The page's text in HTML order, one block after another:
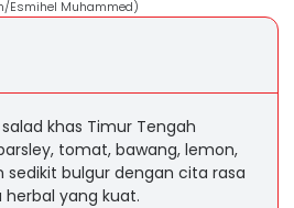
Esmihel Muhammed)
khas Timur Tengah
tomat, bawang, lemon,
sedikit bulgur dengan cita rasa
yang kuat.